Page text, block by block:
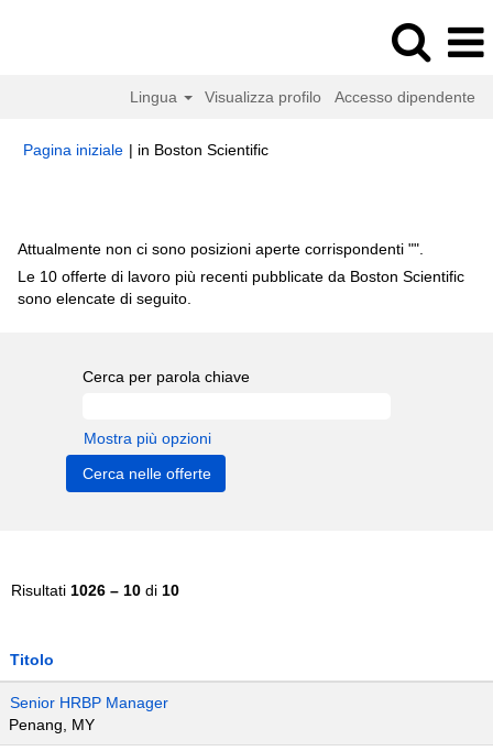
Lingua Visualizza profilo Accesso dipendente
Pagina iniziale | in Boston Scientific(pagina
Attualmente non ci sono posizioni aperte corrispondenti "".
Le 10 offerte di lavoro più recenti pubblicate da Boston Scientific
sono elencate di seguito.
Cerca per parola chiave
Mostra più opzioni
Risultati 1026 – 10 di 10
Titolo
Senior HRBP Manager
Penang, MY